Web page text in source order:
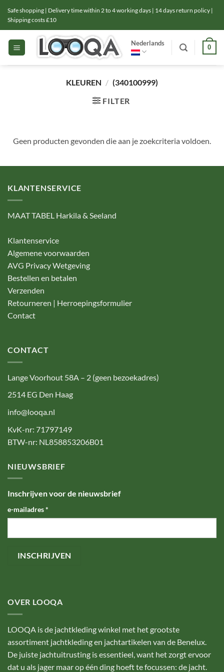
naar
inhoud
Safe shopping | Delivery time within 2 to 4 working days | 14 days return policy |
Shipping costs £10
Nederlands
0
KLEUREN / (340100999)
FILTER
Geen producten gevonden die aan je zoekcriteria voldoen.
KLANTENSERVICE
MAAT TABEL Harkila & Seeland
Klantenservice
Algemene voorwaarden
AVG Privacy Wetgeving
Bestellen en betalen
Verzenden
Retourneren | Herroepingsformulier
Contact
CONTACT
Lange Voorhout 58A – 2 (geen bezoekadres)
2514 EG Den Haag
info@looqa.nl
KvK-nr: 71797149
BTW-nr: NL858853206B01
NIEUWSBRIEF
Inschrijven voor de nieuwsbrief
e-mailadres*
OVER LOOQA
LOOQA is de jachtkleding winkel met het grootste
assortiment jachtkleding en jachtartikelen van de Benelux.
De juiste jachtuitrusting is essentieel, want het zorgt ervoor
dat u als jager maar op één ding hoeft te focussen: de jacht.